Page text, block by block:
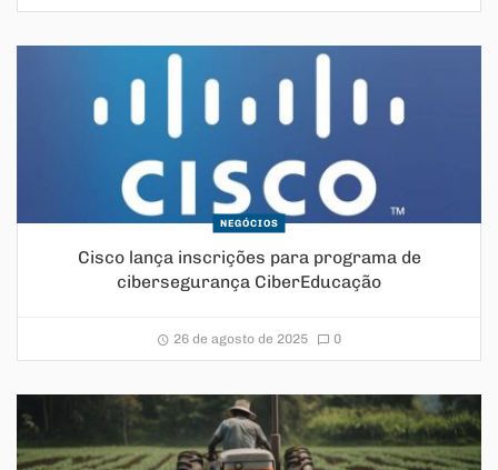
NEGÓCIOS
Cisco lança inscrições para programa de
cibersegurança CiberEducação
26 de agosto de 2025 0